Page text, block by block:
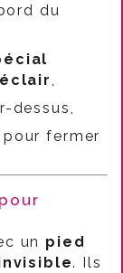
du
dessus,
fermer
un pied
. Ils